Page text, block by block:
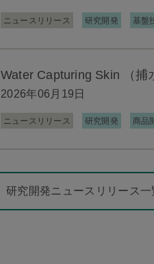
ニュースリリース 研究開発 基盤
Water Capturing Skin （捕
2026年06月19日
ニュースリリース 研究開発 商品
研究開発ニュースリリース一